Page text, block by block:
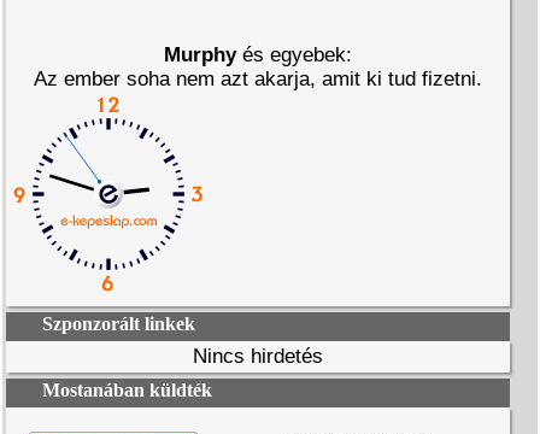
Murphyés egyebek:
Az ember soha nem azt akarja, amit ki tud fizetni.
Szponzorált linkek
Nincs hirdetés
Mostanában küldték